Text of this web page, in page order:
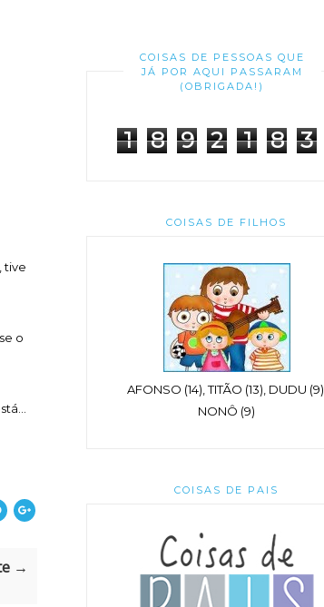
tive
o
→
COISAS DE PESSOAS QUE
JÁ POR AQUI PASSARAM
(OBRIGADA!)
1 8 9 2 1 8 3
COISAS DE FILHOS
AFONSO (14), TITÃO (13), DUDU (9),
NONÔ (9)
COISAS DE PAIS